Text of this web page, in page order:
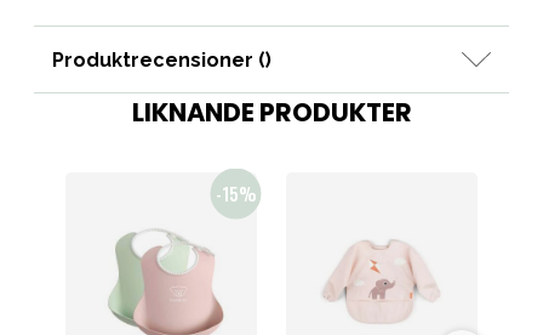
Produktrecensioner ()
LIKNANDE PRODUKTER